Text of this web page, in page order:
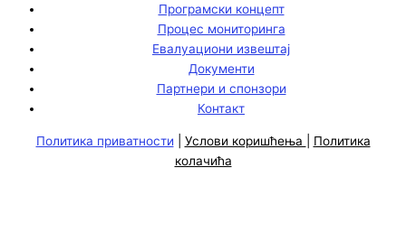
Програмски концепт
Процес мониторинга
Евалуациони извештај
Документи
Партнери и спонзори
Контакт
Политика приватности Услови коришћења
Политика
колачића